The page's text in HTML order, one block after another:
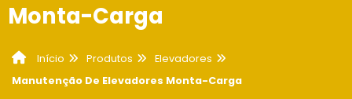
Monta-Carga
Início Produtos
Elevadores
Manutenção De Elevadores Monta-Carga